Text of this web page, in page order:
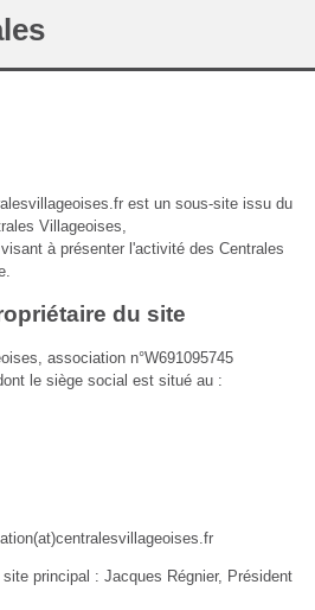
menu
est un sous-site issu du
Villageoises,
à présenter l'activité des Centrales
du site
association n°W691095745
le siège social est situé au :
principal : Jacques Régnier, Président